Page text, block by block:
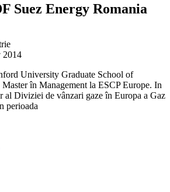
Suez Energy Romania
2014
University Graduate School of
în Management la ESCP Europe. In
al Diviziei de vânzari gaze în Europa a Gaz
perioada